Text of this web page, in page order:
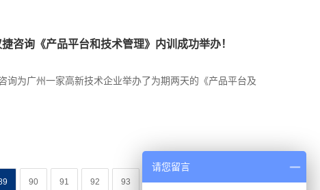
咨询《产品平台和技术管理》内训成功举办！
询为广州一家高新技术企业举办了为期两天的《产品平台及
90 91 92 93 ... 下一页 尾页
请您留言